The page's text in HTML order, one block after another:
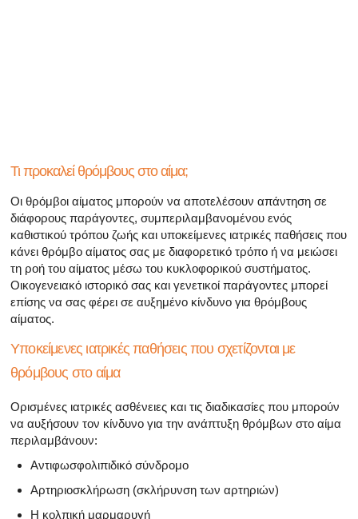
Τι προκαλεί θρόμβους στο αίμα;
Οι θρόμβοι αίματος μπορούν να αποτελέσουν απάντηση σε
διάφορους παράγοντες, συμπεριλαμβανομένου ενός
καθιστικού τρόπου ζωής και υποκείμενες ιατρικές παθήσεις που
κάνει θρόμβο αίματος σας με διαφορετικό τρόπο ή να μειώσει
τη ροή του αίματος μέσω του κυκλοφορικού συστήματος.
Οικογενειακό ιστορικό σας και γενετικοί παράγοντες μπορεί
επίσης να σας φέρει σε αυξημένο κίνδυνο για θρόμβους
αίματος.
Υποκείμενες ιατρικές παθήσεις που σχετίζονται με
θρόμβους στο αίμα
Ορισμένες ιατρικές ασθένειες και τις διαδικασίες που μπορούν
να αυξήσουν τον κίνδυνο για την ανάπτυξη θρόμβων στο αίμα
περιλαμβάνουν:
Αντιφωσφολιπιδικό σύνδρομο
Αρτηριοσκλήρωση (σκλήρυνση των αρτηριών)
Η κολπική μαρμαρυγή